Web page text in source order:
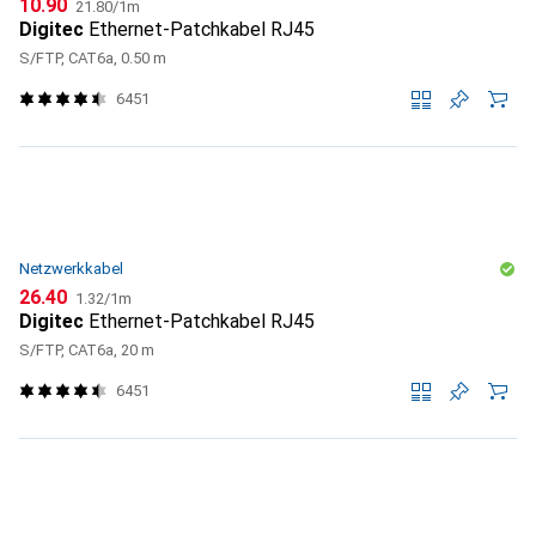
CHF
10.90 21.80/1m
Digitec Ethernet-Patchkabel RJ45
S/FTP, CAT6a, 0.50 m
6451
Netzwerkkabel
CHF
26.40 CHF
1.32/1m
Digitec Ethernet-Patchkabel RJ45
S/FTP, CAT6a, 20 m
6451